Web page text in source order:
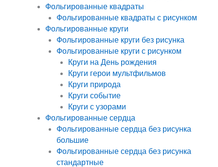
Фольгированные квадраты
Фольгированные квадраты с рисунком
Фольгированные круги
Фольгированные круги без рисунка
Фольгированные круги с рисунком
Круги на День рождения
Круги герои мультфильмов
Круги природа
Круги событие
Круги с узорами
Фольгированные сердца
Фольгированные сердца без рисунка
большие
Фольгированные сердца без рисунка
стандартные